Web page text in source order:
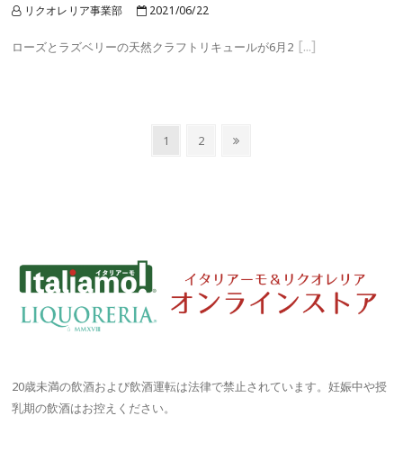
リクオレリア事業部 2021/06/22
ローズとラズベリーの天然クラフトリキュールが6月2
ー
シ
Page
1 Page
2
Next
20歳未満の飲酒および飲酒運転は法律で禁止されています。妊娠中や授
乳期の飲酒はお控えください。